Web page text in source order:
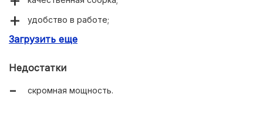
удобство в работе;
надежная фиксация оснастки.
Загрузить еще
Недостатки
скромная мощность.